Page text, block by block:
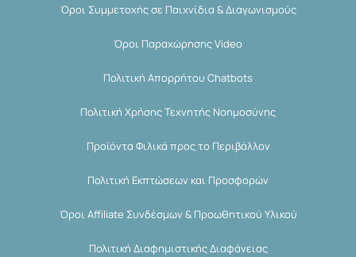
Όροι Συμμετοχής σε Παιχνίδια & Διαγωνισμούς
Όροι Παραχώρησης Video
Πολιτική Απορρήτου Chatbots
Πολιτική Χρήσης Τεχνητής Νοημοσύνης
Προϊόντα Φιλικά προς το Περιβάλλον
Πολιτική Εκπτώσεων και Προσφορών
Όροι Affiliate Συνδέσμων & Προωθητικού Υλικού
Πολιτική Διαφημιστικής Διαφάνειας